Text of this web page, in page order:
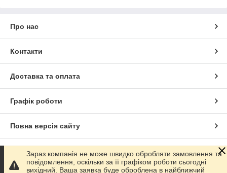
Про нас
Контакти
Доставка та оплата
Графік роботи
Повна версія сайту
Сайт створено на маркетплейсі Prom.ua
Зараз компанія не може швидко обробляти замовлення та
повідомлення, оскільки за її графіком роботи сьогодні
вихідний. Ваша заявка буде оброблена в найближчий